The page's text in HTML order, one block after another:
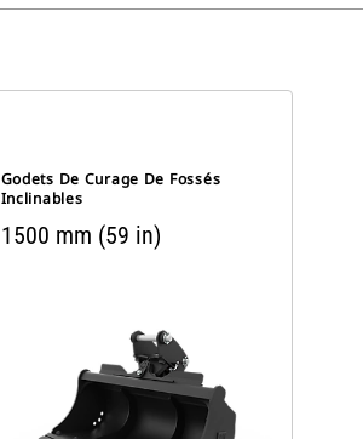
Godets De Curage De Fossés
Inclinables
1500 mm (59 in)